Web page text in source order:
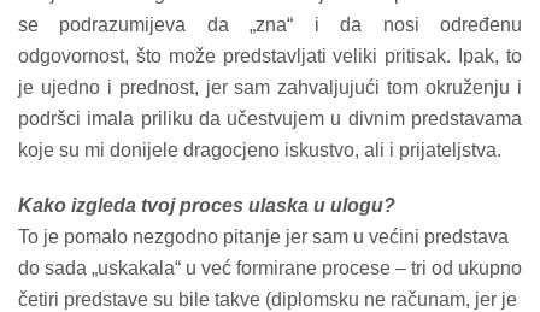
se podrazumijeva da „zna“ i da nosi određenu
odgovornost, što može predstavljati veliki pritisak. Ipak, to
je ujedno i prednost, jer sam zahvaljujući tom okruženju i
podršci imala priliku da učestvujem u divnim predstavama
koje su mi donijele dragocjeno iskustvo, ali i prijateljstva.
Kako izgleda tvoj proces ulaska u ulogu?
To je pomalo nezgodno pitanje jer sam u većini predstava
do sada „uskakala“ u već formirane procese – tri od ukupno
četiri predstave su bile takve (diplomsku ne računam, jer je